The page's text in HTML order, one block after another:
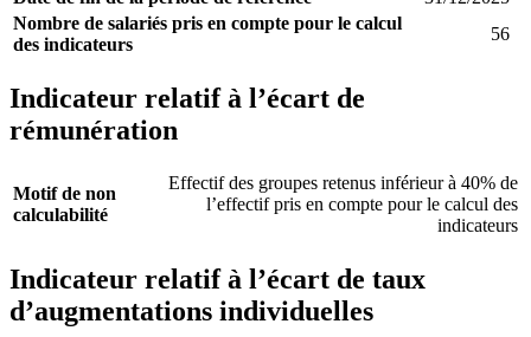
Nombre de salariés pris en compte pour le calcul
des indicateurs
56
Indicateur relatif à l’écart de
rémunération
Motif de non
calculabilité
Effectif des groupes retenus inférieur à 40% de
l’effectif pris en compte pour le calcul des
indicateurs
Indicateur relatif à l’écart de taux
d’augmentations individuelles